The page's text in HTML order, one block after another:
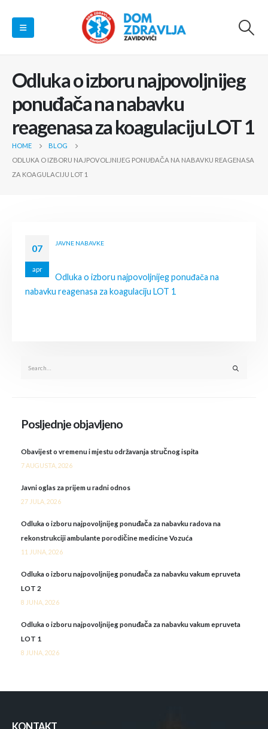
Odluka o izboru najpovoljnijeg
ponuđača na nabavku
reagenasa za koagulaciju LOT 1
HOME
BLOG
ODLUKA O IZBORU NAJPOVOLJNIJEG PONUĐAČA NA NABAVKU REAGENASA
ZA KOAGULACIJU LOT 1
07
apr
JAVNE NABAVKE
Odluka o izboru najpovoljnijeg ponuđača na
nabavku reagenasa za koagulaciju LOT 1
Posljednje objavljeno
Obavijest o vremenu i mjestu održavanja stručnog ispita
7 AUGUSTA, 2026
Javni oglas za prijem u radni odnos
27 JULA, 2026
Odluka o izboru najpovoljnijeg ponuđača za nabavku radova na
rekonstrukciji ambulante porodičine medicine Vozuća
11 JUNA, 2026
Odluka o izboru najpovoljnijeg ponuđača za nabavku vakum epruveta
LOT 2
8 JUNA, 2026
Odluka o izboru najpovoljnijeg ponuđača za nabavku vakum epruveta
LOT 1
8 JUNA, 2026
KONTAKT